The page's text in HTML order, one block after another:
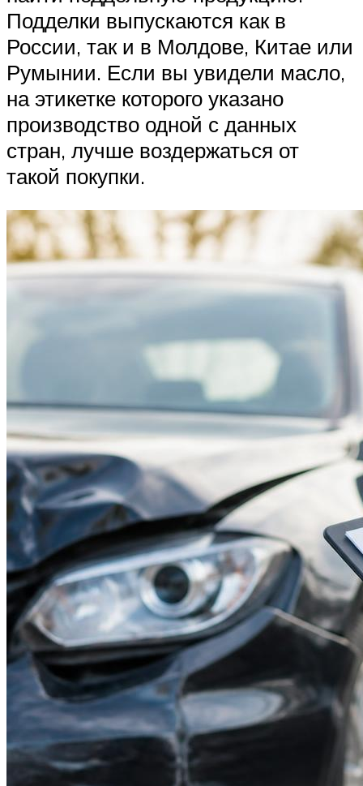
Подделки выпускаются как в
России, так и в Молдове, Китае или
Румынии. Если вы увидели масло,
на этикетке которого указано
производство одной с данных
стран, лучше воздержаться от
такой покупки.